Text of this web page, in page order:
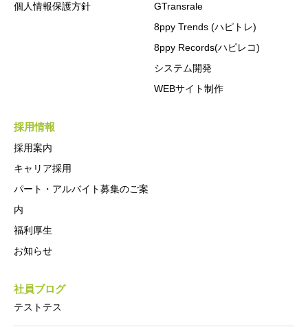
個人情報保護方針
GTransrale
8ppy Trends (ハピトレ)
8ppy Records(ハピレコ)
システム開発
WEBサイト制作
採用情報
採用案内
キャリア採用
パート・アルバイト募集のご案
内
福利厚生
お知らせ
社員ブログ
テストテス